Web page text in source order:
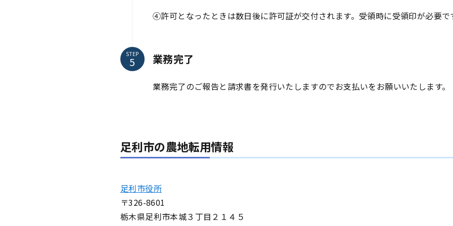
④許可となったときは数日後に許可証が交付されます。受領時に受領印が必要で
STEP 業務完了
業務完了のご報告と請求書を発行いたしますのでお支払いをお願いいたします。
足利市の農地転用情報
足利市役所
〒326-8601
栃木県足利市本城３丁目２１４５